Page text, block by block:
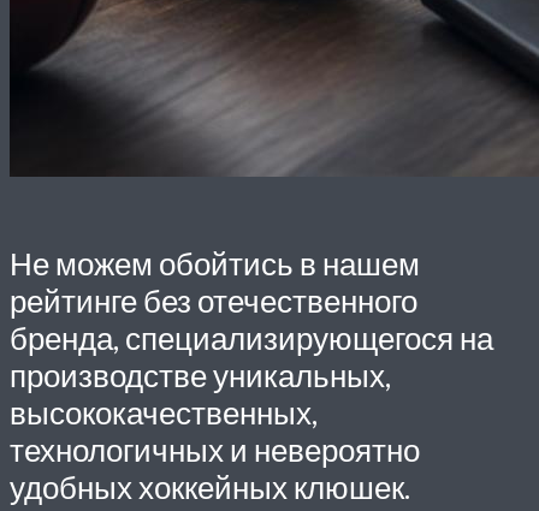
Не можем обойтись в нашем
рейтинге без отечественного
бренда, специализирующегося на
производстве уникальных,
высококачественных,
технологичных и невероятно
удобных хоккейных клюшек.